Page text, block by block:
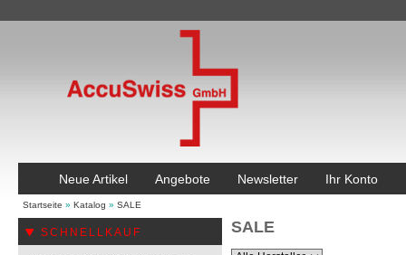
Neue Artikel Angebote Newsletter Ihr Konto
Startseite » Katalog » SALE
SCHNELLKAUF SALE